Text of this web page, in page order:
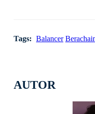
AUTOR
Tags: Balancer